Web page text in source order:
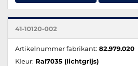
41-10120-002
Artikelnummer fabrikant: 82.979.020
Kleur: Ral7035 (lichtgrijs)